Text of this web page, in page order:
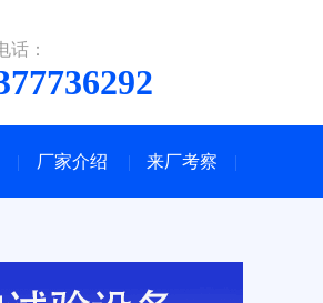
话：
厂家介绍 来厂考察